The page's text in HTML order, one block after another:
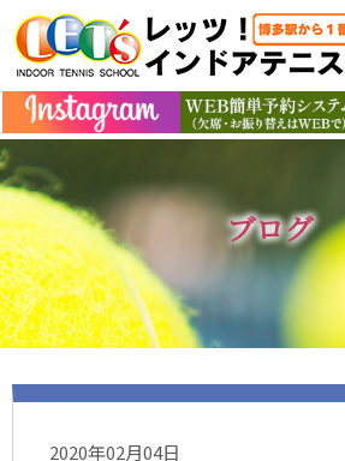
ブログ
2020年02月04日